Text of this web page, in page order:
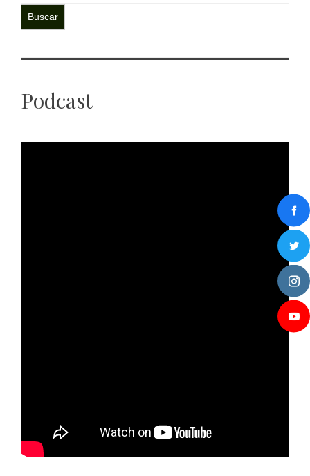
Buscar
Podcast